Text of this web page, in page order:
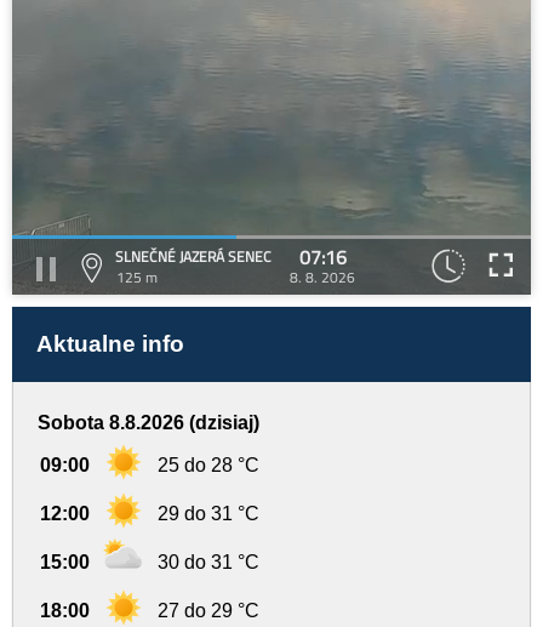
SLNEČNÉ JAZERÁ SENEC
125 m
07:16
8. 8. 2026
Aktualne info
Sobota 8.8.2026 (dzisiaj)
09:00 25 do 28 °C
12:00 29 do 31 °C
15:00 30 do 31 °C
18:00 27 do 29 °C